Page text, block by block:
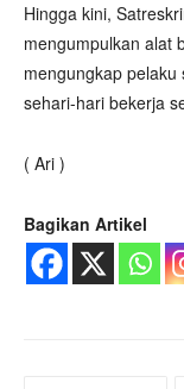
Hingga kini,
mengumpulkan alat
mengungkap
sehari-hari bekerja
( Ari )
Bagikan Artikel